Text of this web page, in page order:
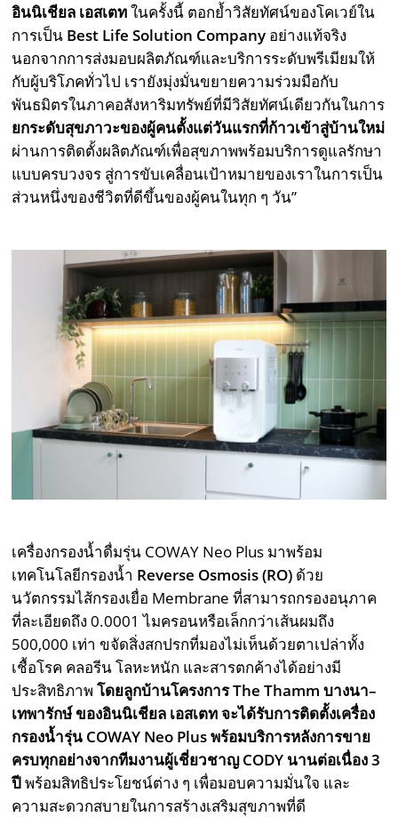
อินนิเชียล เอสเตทในครั้งนี้ ตอกย้ำวิสัยทัศน์ของโคเวย์ใน
การเป็น Best Life Solution Company อย่างแท้จริง
นอกจากการส่งมอบผลิตภัณฑ์และบริการระดับพรีเมียมให้
กับผู้บริโภคทั่วไป เรายังมุ่งมั่นขยายความร่วมมือกับ
พันธมิตรในภาคอสังหาริมทรัพย์ที่มีวิสัยทัศน์เดียวกันในการ
ยกระดับสุขภาวะของผู้คนตั้งแต่วันแรกที่ก้าวเข้าสู่บ้านใหม่
ผ่านการติดตั้งผลิตภัณฑ์เพื่อสุขภาพพร้อมบริการดูแลรักษา
แบบครบวงจร สู่การขับเคลื่อนเป้าหมายของเราในการเป็น
ส่วนหนึ่งของชีวิตที่ดีขึ้นของผู้คนในทุก ๆ วัน”
เครื่องกรองน้ำดื่มรุ่น COWAY Neo Plus มาพร้อม
เทคโนโลยีกรองน้ำ Reverse Osmosis (RO) ด้วย
นวัตกรรมไส้กรองเยื่อ Membrane ที่สามารถกรองอนุภาค
ที่ละเอียดถึง 0.0001 ไมครอนหรือเล็กกว่าเส้นผมถึง
500,000 เท่า ขจัดสิ่งสกปรกที่มองไม่เห็นด้วยตาเปล่าทั้ง
เชื้อโรค คลอรีน โลหะหนัก และสารตกค้างได้อย่างมี
ประสิทธิภาพโดยลูกบ้านโครงการThe Thamm บางนา–
เทพารักษ์ ของอินนิเชียล เอสเตท จะได้รับการติดตั้งเครื่อง
กรองน้ำรุ่น COWAY Neo Plus พร้อมบริการหลังการขาย
ครบทุกอย่างจากทีมงานผู้เชี่ยวชาญ CODY นานต่อเนื่อง 3
ปีพร้อมสิทธิประโยชน์ต่าง ๆ เพื่อมอบความมั่นใจ และ
ความสะดวกสบายในการสร้างเสริมสุขภาพที่ดี